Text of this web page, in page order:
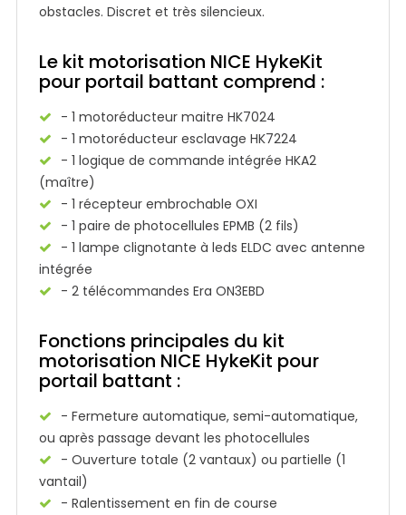
obstacles. Discret et très silencieux.
Le kit motorisation NICE HykeKit
pour portail battant comprend :
- 1 motoréducteur maitre HK7024
- 1 motoréducteur esclavage HK7224
- 1 logique de commande intégrée HKA2
(maître)
- 1 récepteur embrochable OXI
- 1 paire de photocellules EPMB (2 fils)
- 1 lampe clignotante à leds ELDC avec antenne
intégrée
- 2 télécommandes Era ON3EBD
Fonctions principales du kit
motorisation NICE HykeKit pour
portail battant :
- Fermeture automatique, semi-automatique,
ou après passage devant les photocellules
- Ouverture totale (2 vantaux) ou partielle (1
vantail)
- Ralentissement en fin de course